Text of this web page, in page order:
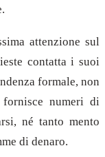
attenzione sul
contatta i suoi
formale, non
numeri di
né tanto mento
di denaro.